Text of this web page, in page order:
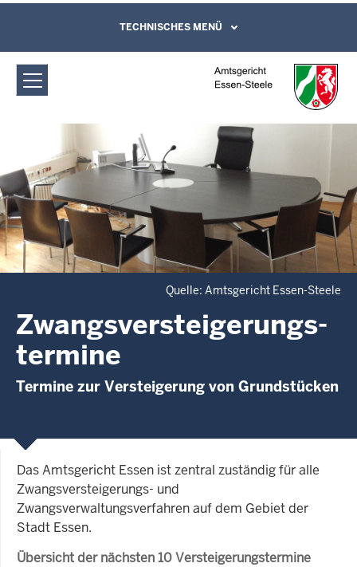
Amtsgericht Essen-Steele:
Zwangsversteigerungs­termine
Direkt zum Inhalt
Leichte Sprache, Gebärdensprachenvideo
und Kontaktformular
TECHNISCHES MENÜ
Quelle: Amtsgericht Essen-Steele
Zwangsversteigerungs­
termine
Termine zur Versteigerung von Grundstücken
Das Amtsgericht Essen ist zentral zuständig für alle
Zwangsversteigerungs- und
Zwangsverwaltungsverfahren auf dem Gebiet der
Stadt Essen.
Übersicht der nächsten 10 Versteigerungstermine